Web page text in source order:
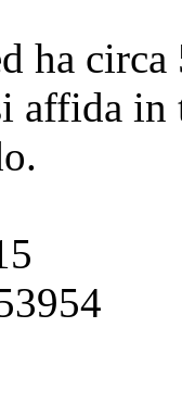
ha
affida